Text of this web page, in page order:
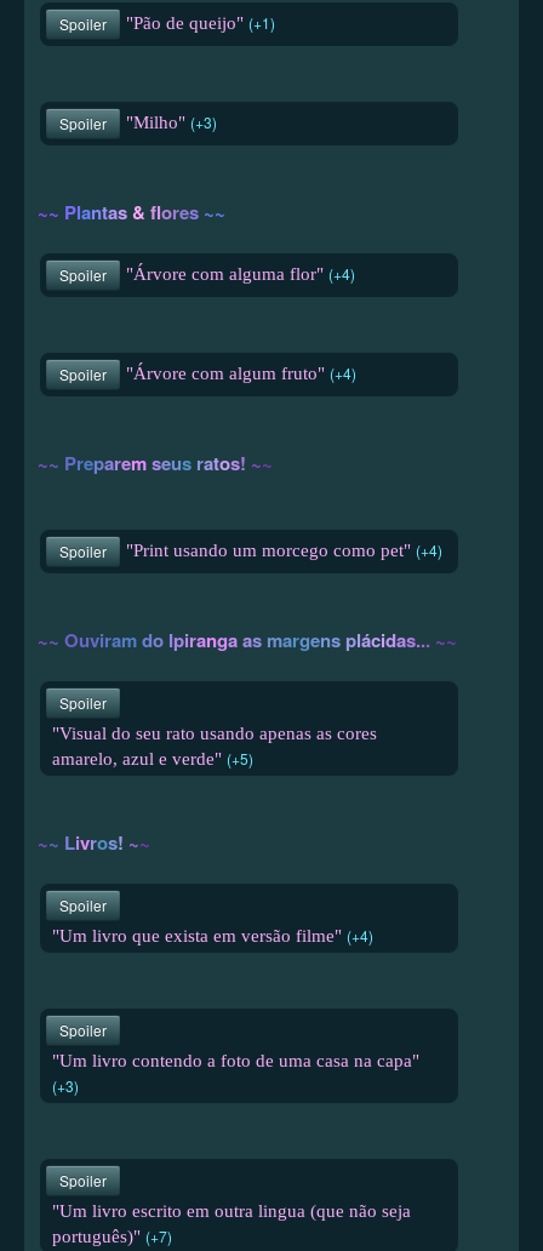
Spoiler "Pão de queijo" (+1)
Spoiler "Milho" (+3)
~~ Plantas& fores ~~
Spoiler "Árvore com alguma flor" (+4)
Spoiler "Árvore com algum fruto" (+4)
~~ Preparemseus ratos! ~~
Spoiler "Print usando um morcego como pet" (+4)
~~ Ouviramdo Ipirangaas margens plácidas... ~~
Spoiler
"Visual do seu rato usando apenas as cores
amarelo, azul e verde" (+5)
~~ Livros! ~~
Spoiler
"Um livro que exista em versão filme" (+4)
Spoiler
"Um livro contendo a foto de uma casa na capa"
(+3)
Spoiler
"Um livro escrito em outra lingua (que não seja
português)" (+7)